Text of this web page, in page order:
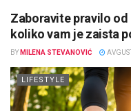
Zaboravite pravilo
koliko vam je zaista
BY MILENA STEVANOVIĆ
LIFESTYLE